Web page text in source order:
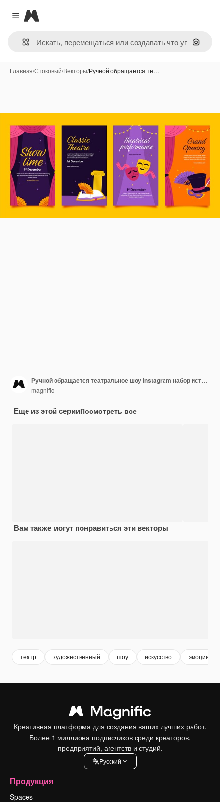
Close menu
Magnific
Поиск
Главная/Стоковый/Векторы/Ручной обращается те…
Ручной обращается театральное шоу instagram набор историй
magnific
Еще из этой серииПосмотреть все
Вам также могут понравиться эти векторы
театр художественный шоу искусство эмоции
Креативная платформа для создания ваших лучших работ.
Более 1 миллиона подписчиков среди креаторов,
предприятий, агентств и студий.
Pусский
Продукция
Spaces